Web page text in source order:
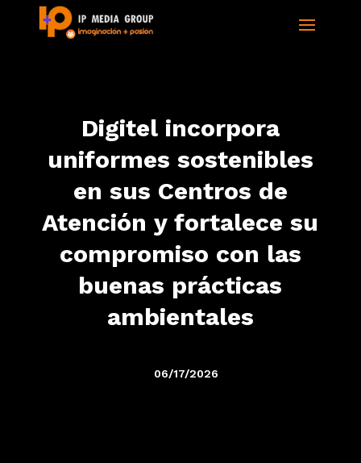
Digitel incorpora
uniformes sostenibles
en sus Centros de
Atención y fortalece su
compromiso con las
buenas prácticas
ambientales
06/17/2026